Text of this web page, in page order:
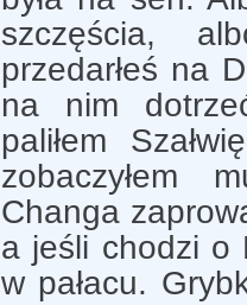
szczęścia,
przedarłeś na
na nim
paliłem
zobaczyłem
Changa
a jeśli chodzi o
w pałacu.